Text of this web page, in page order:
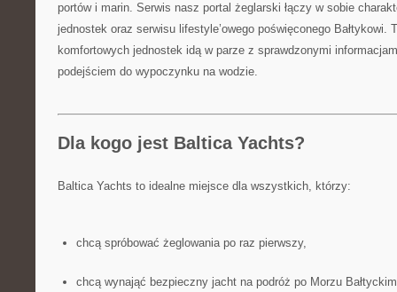
portów i marin. Serwis nasz portal żeglarski łączy w sobie
jednostek oraz serwisu lifestyle’owego poświęconego Bałtykowi.
komfortowych jednostek idą w parze z sprawdzonymi
podejściem do wypoczynku na wodzie.
Dla kogo jest Baltica Yachts?
Baltica Yachts to idealne miejsce dla wszystkich, którzy:
chcą spróbować żeglowania po raz pierwszy,
chcą wynająć bezpieczny jacht na podróż po Morzu